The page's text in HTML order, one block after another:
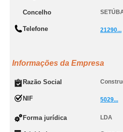
Concelho
Telefone 21290...
Informações da Empresa
Razão Social
NIF 5029...
Forma jurídica LDA